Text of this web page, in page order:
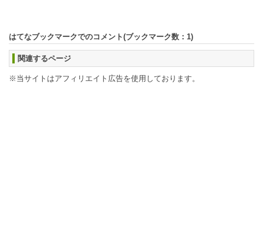
はてなブックマークでのコメント(ブックマーク数： 1)
関連するページ
※当サイトはアフィリエイト広告を使用しております。